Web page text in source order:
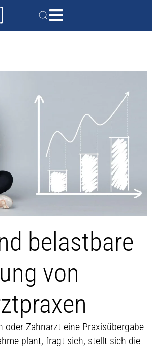
belastbare
von
oder Zahnarzt eine Praxisübergabe
plant, fragt sich, stellt sich die